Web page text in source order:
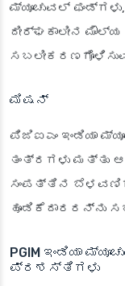
ಮ್ಯೂಚುವಲ್
ದೀರ್ಘಕಾಲೀನ
ಮಿಷನ್
ಪಿಜಿಐಎಂ ಇಂಡಿಯಾ
ತಂತ್ರಗಳು
ಸಂಪತ್ತಿನ
ಹೂಡಿಕೆದಾರರನ್ನು
PGIM ಇಂಡಿಯಾ
ಪ್ರಶಸ್ತಿಗಳು